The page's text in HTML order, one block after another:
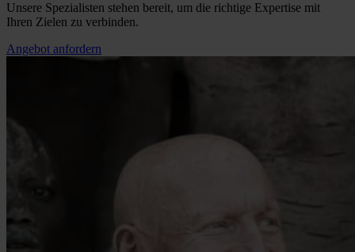
Unsere Spezialisten stehen bereit, um die richtige Expertise mit
Ihren Zielen zu verbinden.
Angebot anfordern